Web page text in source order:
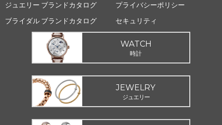
ジュエリー ブランドカタログ
ブライダル ブランドカタログ
プライバシーポリシー
セキュリティ
WATCH
時計
JEWELRY
ジュエリー